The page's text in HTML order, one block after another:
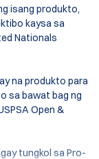
isang produkto,
kaysa sa
Nationals
na produkto para
sa bawat bag ng
Open &
tungkol sa Pro-